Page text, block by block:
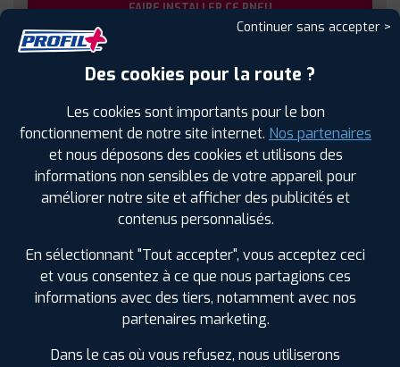
FAIRE INSTALLER CE PNEU
Sous réserve de disponibilité en agence
SPÉCIFICATIONS AVIS CLIENTS ÉTIQUETAGE
Étiquetage
Continuer sans accepter >
Des cookies pour la route ?
Les cookies sont importants pour le bon
fonctionnement de notre site internet. Nos partenaires
et nous déposons des cookies et utilisons des
informations non sensibles de votre appareil pour
améliorer notre site et afficher des publicités et
contenus personnalisés.
En sélectionnant "Tout accepter", vous acceptez ceci
et vous consentez à ce que nous partagions ces
informations avec des tiers, notamment avec nos
partenaires marketing.
Dans le cas où vous refusez, nous utiliserons